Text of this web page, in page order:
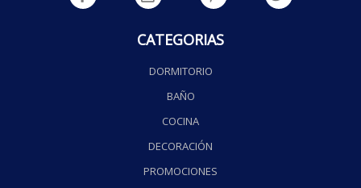
CATEGORIAS
DORMITORIO
BAÑO
COCINA
DECORACIÓN
PROMOCIONES